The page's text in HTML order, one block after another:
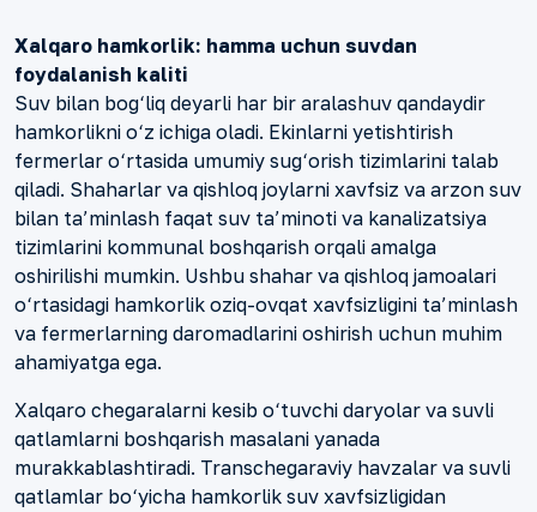
Xalqaro hamkorlik: hamma uchun suvdan
foydalanish kaliti
Suv bilan bog‘liq deyarli har bir aralashuv qandaydir
hamkorlikni o‘z ichiga oladi. Ekinlarni yetishtirish
fermerlar o‘rtasida umumiy sug‘orish tizimlarini talab
qiladi. Shaharlar va qishloq joylarni xavfsiz va arzon suv
bilan ta’minlash faqat suv ta’minoti va kanalizatsiya
tizimlarini kommunal boshqarish orqali amalga
oshirilishi mumkin. Ushbu shahar va qishloq jamoalari
o‘rtasidagi hamkorlik oziq-ovqat xavfsizligini ta’minlash
va fermerlarning daromadlarini oshirish uchun muhim
ahamiyatga ega.
Xalqaro chegaralarni kesib o‘tuvchi daryolar va suvli
qatlamlarni boshqarish masalani yanada
murakkablashtiradi. Transchegaraviy havzalar va suvli
qatlamlar bo‘yicha hamkorlik suv xavfsizligidan